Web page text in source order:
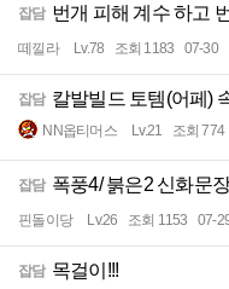
잡담 번개 피해 계수 하고
떼낄라 Lv.78 조회 1183 07-30
잡담 칼발빌드 토템(어페)
NN옵티머스 Lv.21 조회 774
잡담 폭풍4/ 붉은2 신화문
핀돌이당 Lv.26 조회 1153 07-
잡담 목걸이!!!